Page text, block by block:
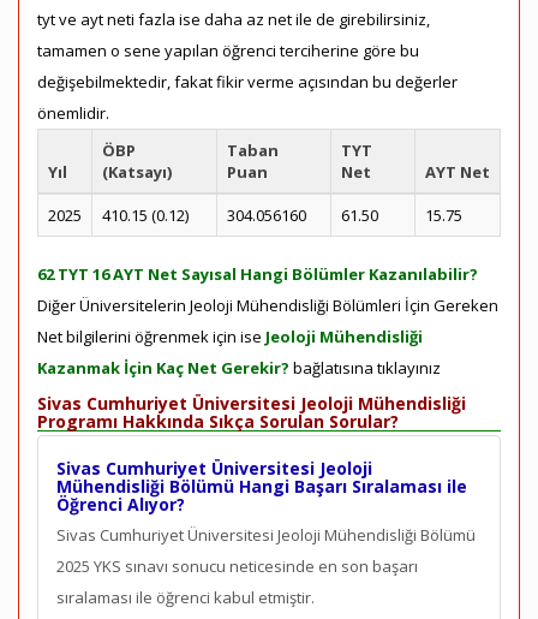
tyt ve ayt neti fazla ise daha az net ile de girebilirsiniz,
tamamen o sene yapılan öğrenci terciherine göre bu
değişebilmektedir, fakat fikir verme açısından bu değerler
önemlidir.
Yıl
ÖBP
(Katsayı)
Taban
Puan
TYT
Net
AYT Net
2025
410.15 (0.12) 304.056160 61.50 15.75
62 TYT 16 AYT Net Sayısal Hangi Bölümler Kazanılabilir?
Diğer Üniversitelerin Jeoloji Mühendisliği Bölümleri İçin Gereken
Net bilgilerini öğrenmek için ise Jeoloji Mühendisliği
Kazanmak İçin Kaç Net Gerekir? bağlatısına tıklayınız
Sivas Cumhuriyet Üniversitesi Jeoloji Mühendisliği
Programı Hakkında Sıkça Sorulan Sorular?
Sivas Cumhuriyet Üniversitesi Jeoloji
Mühendisliği Bölümü Hangi Başarı Sıralaması ile
Öğrenci Alıyor?
Sivas Cumhuriyet Üniversitesi Jeoloji Mühendisliği Bölümü
2025 YKS sınavı sonucu neticesinde en son başarı
sıralaması ile öğrenci kabul etmiştir.